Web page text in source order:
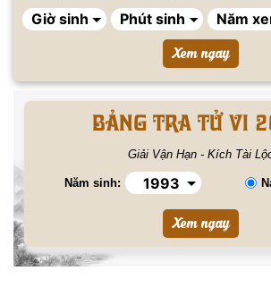
BẢNG TRA TỬ VI
Giải Vận Hạn - Kích Tài
Năm sinh: